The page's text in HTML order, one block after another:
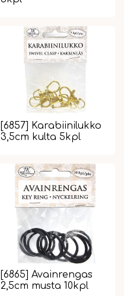
[6857] Karabiinilukko
3,5cm kulta 5kpl
[6865] Avainrengas
2,5cm musta 10kpl